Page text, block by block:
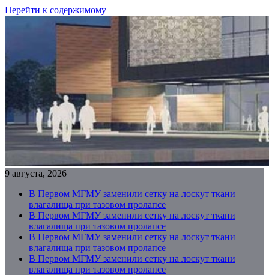
Перейти к содержимому
9 августа, 2026
В Первом МГМУ заменили сетку на лоскут ткани
влагалища при тазовом пролапсе
В Первом МГМУ заменили сетку на лоскут ткани
влагалища при тазовом пролапсе
В Первом МГМУ заменили сетку на лоскут ткани
влагалища при тазовом пролапсе
В Первом МГМУ заменили сетку на лоскут ткани
влагалища при тазовом пролапсе